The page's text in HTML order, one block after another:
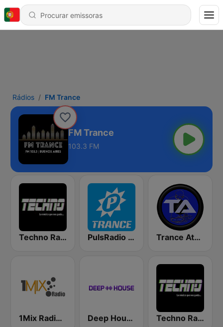
Rádios FM Trance
FM Trance
103.3 FM
Techno Radio PulsRadio Trance Trance Athena
1Mix Radio - Trance Deep House Radio Techno Radio